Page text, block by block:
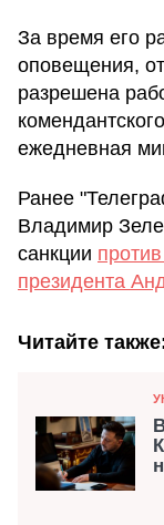
За время его
оповещения,
разрешена
ежедневная
Ранее
Владимир
санкции
президента
Читайте